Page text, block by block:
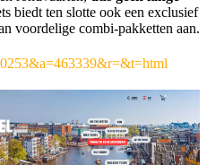
biedt ten slotte ook een exclusief
voordelige combi-pakketten aan.